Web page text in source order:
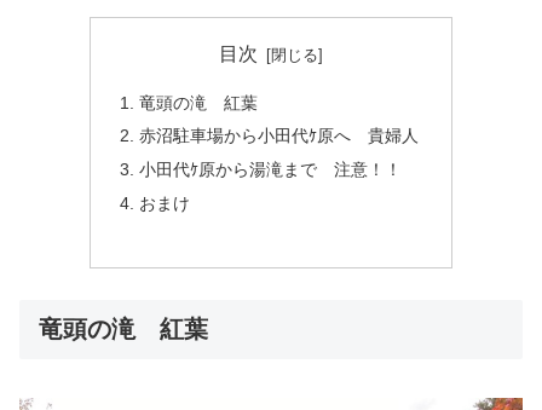
目次
竜頭の滝 紅葉
赤沼駐車場から小田代ｹ原へ 貴婦人
小田代ｹ原から湯滝まで 注意！！
おまけ
竜頭の滝 紅葉